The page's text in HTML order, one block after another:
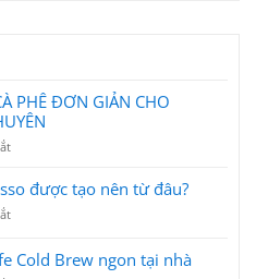
PHÊ ĐƠN GIẢN CHO
ở
CHỌN
HẠT
CÀ
ĐƠN
được tạo nên từ đâu?
ở
trong
Espresso
Cold Brew ngon tại nhà